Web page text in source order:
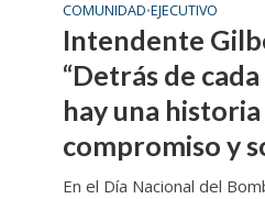
COMUNIDAD•EJECUTIVO
Intendente
“Detrás de
hay una
compromiso y
En el Día Nacional del